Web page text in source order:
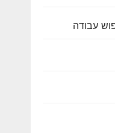
עבודה